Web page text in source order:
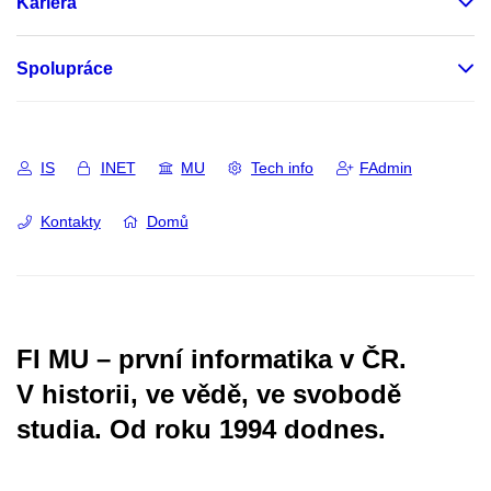
Spolupráce
IS INET MU Tech info FAdmin
Kontakty Domů
FI MU – první informatika v ČR.
V historii, ve vědě, ve svobodě
studia. Od roku 1994 dodnes.